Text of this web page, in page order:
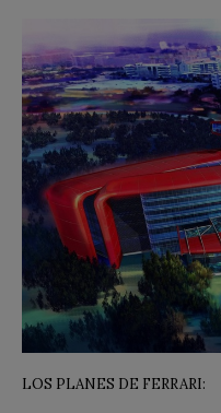
LOS PLANES DE FERRARI: